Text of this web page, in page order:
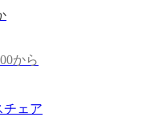
から
チェア